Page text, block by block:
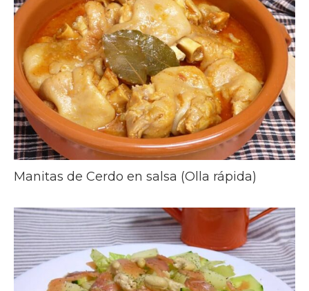
Manitas de Cerdo en salsa (Olla rápida)